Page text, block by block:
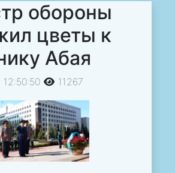
обороны
цветы к
Абая
12:50:50 11267